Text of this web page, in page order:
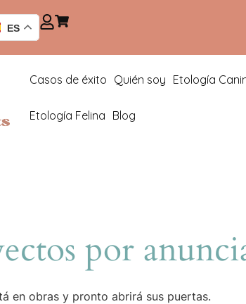
ES
Casos de éxito Quién soy Etología
Etología Felina Blog
por
en obras y pronto abrirá sus puertas.